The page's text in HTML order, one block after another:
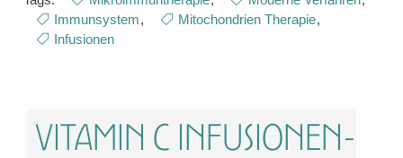
Immunsystem, Mitochondrien Therapie,
Infusionen
Vitamin C Infusionen-